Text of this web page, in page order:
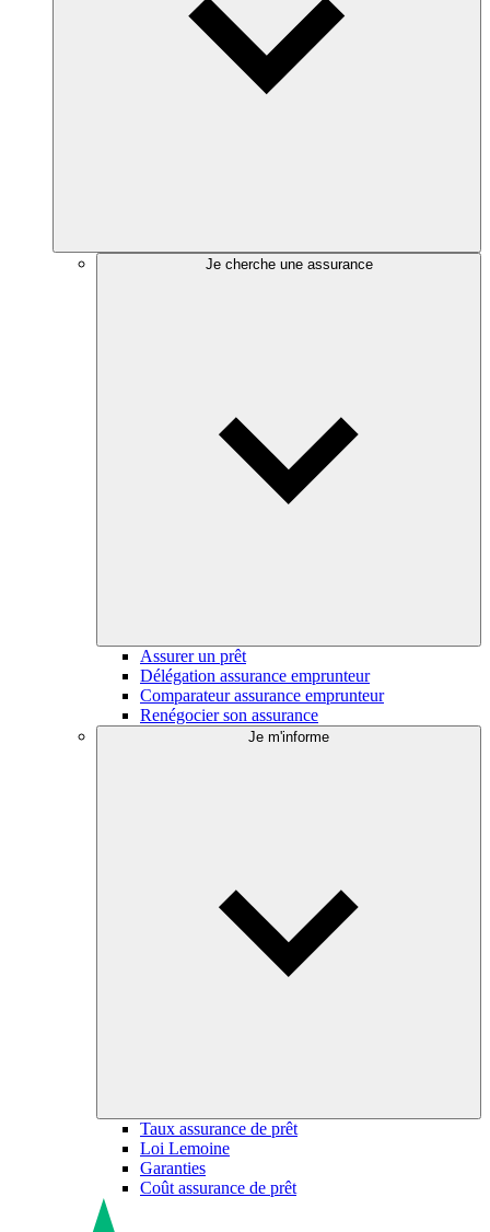
Je cherche une assurance
Assurer un prêt
Délégation assurance emprunteur
Comparateur assurance emprunteur
Renégocier son assurance
Je m'informe
Taux assurance de prêt
Loi Lemoine
Garanties
Coût assurance de prêt